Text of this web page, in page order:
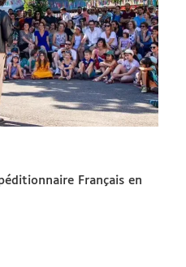
Français en